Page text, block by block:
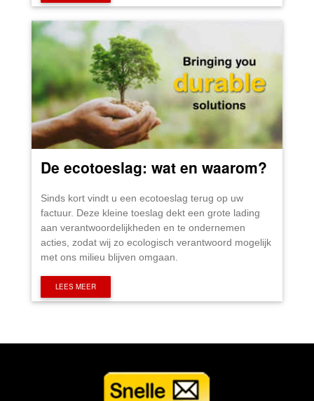
De ecotoeslag: wat en waarom?
Sinds kort vindt u een ecotoeslag terug op uw
factuur. Deze kleine toeslag dekt een grote lading
aan verantwoordelijkheden en te ondernemen
acties, zodat wij zo ecologisch verantwoord mogelijk
met ons milieu blijven omgaan.
LEES MEER